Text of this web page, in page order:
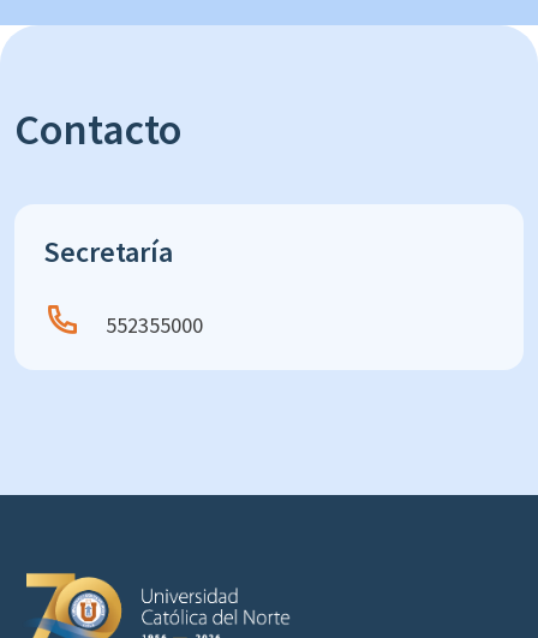
Contacto
Secretaría
552355000